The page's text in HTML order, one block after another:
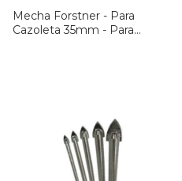
Mecha Forstner - Para
Cazoleta 35mm - Para